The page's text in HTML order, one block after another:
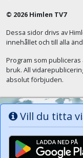
Vill du titta
© 2026 Himlen TV7
Dessa sidor drivs av
innehållet och till alla
Program som
bruk. All
absolut förbjuden.
Alla tungor
är Herren,